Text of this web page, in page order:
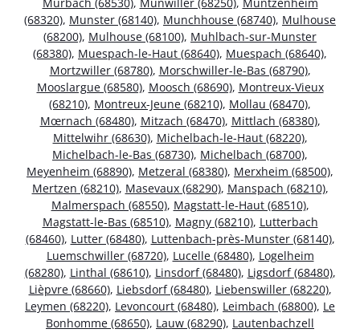
(68320), Munster (68140), Munchhouse (68740), Mulhouse
(68200), Mulhouse (68100), Muhlbach-sur-Munster
(68380), Muespach-le-Haut (68640), Muespach (68640),
Mortzwiller (68780), Morschwiller-le-Bas (68790),
Mooslargue (68580), Moosch (68690), Montreux-Vieux
(68210), Montreux-Jeune (68210), Mollau (68470),
Mœrnach (68480), Mitzach (68470), Mittlach (68380),
Mittelwihr (68630), Michelbach-le-Haut (68220),
Michelbach-le-Bas (68730), Michelbach (68700),
Meyenheim (68890), Metzeral (68380), Merxheim (68500),
Mertzen (68210), Masevaux (68290), Manspach (68210),
Malmerspach (68550), Magstatt-le-Haut (68510),
Magstatt-le-Bas (68510), Magny (68210), Lutterbach
(68460), Lutter (68480), Luttenbach-près-Munster (68140),
Luemschwiller (68720), Lucelle (68480), Logelheim
(68280), Linthal (68610), Linsdorf (68480), Ligsdorf (68480),
Lièpvre (68660), Liebsdorf (68480), Liebenswiller (68220),
Leymen (68220), Levoncourt (68480), Leimbach (68800), Le
Bonhomme (68650), Lauw (68290), Lautenbachzell